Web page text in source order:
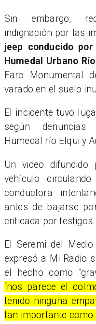
Sin embargo,
indignación por las
jeep conducido
Humedal Urbano
Faro Monumental
varado en el suelo
El incidente tuvo
según
Humedal río Elqui y
Un video difundido
vehículo
conductora
antes de bajarse
criticada por testigos.
El Seremi del
expresó a Mi Radio
el hecho como
“nos parece el
tenido ninguna
tan importante como